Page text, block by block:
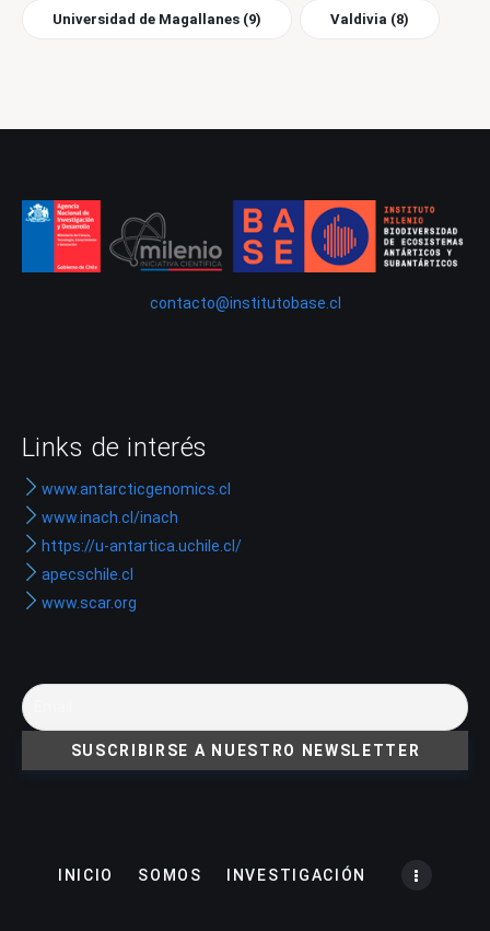
Universidad de Magallanes (9) Valdivia (8)
contacto@institutobase.cl
Links de interés
www.antarcticgenomics.cl
www.inach.cl/inach
https://u-antartica.uchile.cl/
apecschile.cl
www.scar.org
INICIO SOMOS INVESTIGACIÓN